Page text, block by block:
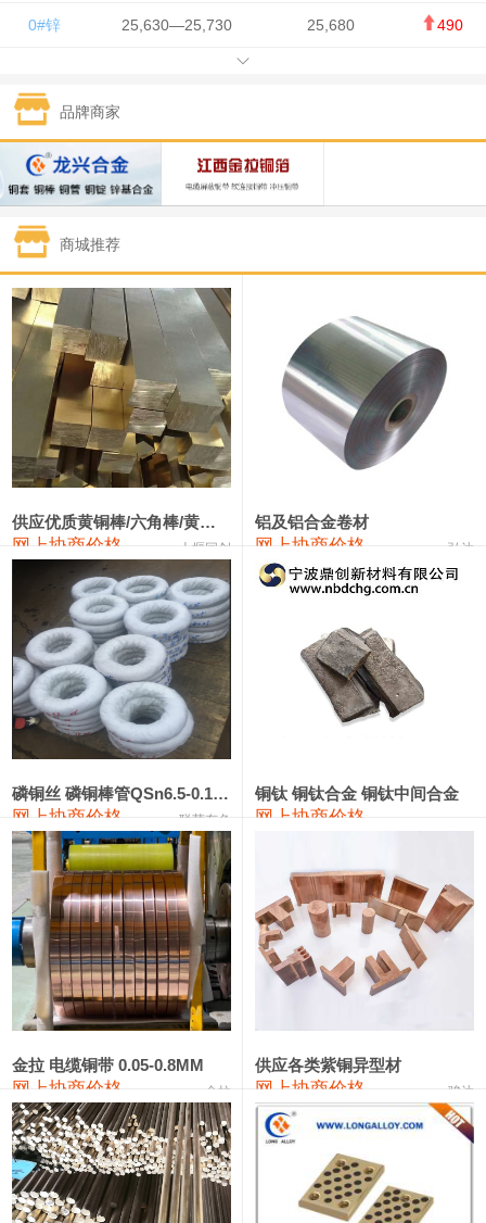
0#锌 25,630—25,730 25,680 490
1#锡 434,750—436,750
1#镍 131,200—132,400
1#白银 15,170—15,180 15,175 615
钯金
1#钴 331,000—351,000
1#锑 88,000—94,000 91,000
2#锑 84,000—90,000 87,000 0
1#镁 17,000—18,000 17,500
1#电解锰(99.7%袋装) 17,900—18,100 18,000
1#电解锰 18,800—19,000 18,900
1#铬 60,000—82,000
2202#硅 14,100—14,300
553#硅 9,200—9,400 9,300
3303#硅 10,300—10,500 10,400
441#硅 9,500—9,700
金属硅553#-331# 10,000 0
漆包线 111,610—115,610 113,610
磷铜合金 110,400—117,200 113,800 1,050
无氧铜丝(硬) 109,350—109,650 109,500
R410A专用紫铜管 113,340—113,340
铸造铝合金锭(A380） 26,200—26,400 26,300 100
铝合金ADC12 24,100—24,300 100
铸造铝合金锭(ZL102) 24,100—24,300 24,200
品牌商家
商城推荐
供应优质黄铜棒/六角棒/黄铜方板
网上协商价格 十堰同创
铝及铝合金卷材
网上协商价格 弘达
磷铜丝 磷铜棒管QSn6.5-0.1 7-0.2 8-0.3
网上协商价格 联荣有色
铜钛 铜钛合金 铜钛中间合金
网上协商价格
金拉 电缆铜带 0.05-0.8MM
网上协商价格 金拉
供应各类紫铜异型材
网上协商价格 骏达